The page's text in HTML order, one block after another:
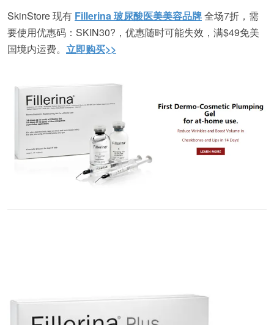
SkinStore 现有 Fillerina 玻尿酸医美美容品牌全场7折，需
要使用优惠码： SKIN30?，优惠随时可能失效，满$49免美
国境内运费。 立即购买>>